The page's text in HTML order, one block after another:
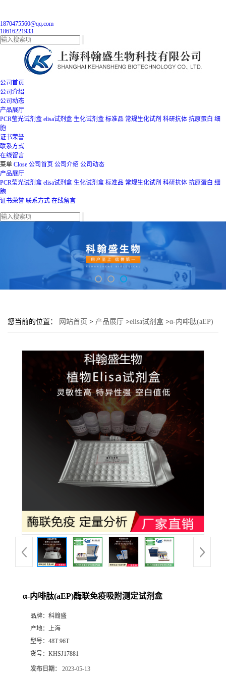
1870475560@qq.com
18616221933
公司首页
公司介绍
公司动态
产品展厅
PCR莹光试剂盒 elisa试剂盒 生化试剂盒 标准品 常规生化试剂 科研抗体 抗原蛋白 细
胞
证书荣誉
联系方式
在线留言
菜单 Close 公司首页 公司介绍 公司动态
产品展厅
PCR莹光试剂盒 elisa试剂盒 生化试剂盒 标准品 常规生化试剂 科研抗体 抗原蛋白 细
胞
证书荣誉 联系方式 在线留言
您当前的位置： 网站首页 > 产品展厅 >elisa试剂盒 >α-内啡肽(aEP)
α-内啡肽(aEP)酶联免疫吸附测定试剂盒
品牌： 科翰盛
产地： 上海
型号： 48T 96T
货号： KHSJ17881
发布日期： 2023-05-13